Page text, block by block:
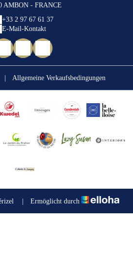
AMBON - FRANCE
+33 2 97 67 61 37
E-Mail-Kontakt
Allgemeine Verkaufsbedingungen
Ermöglicht durch